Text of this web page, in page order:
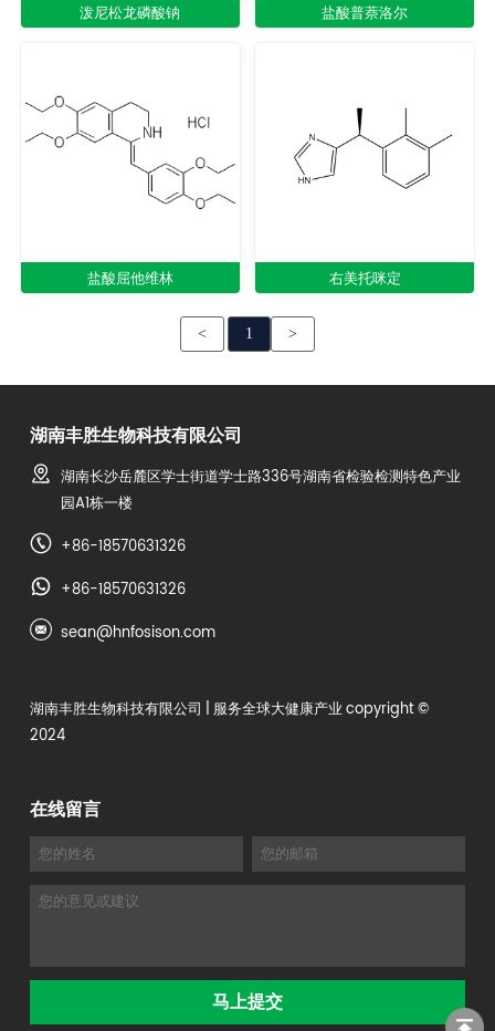
泼尼松龙磷酸钠 盐酸普萘洛尔
盐酸屈他维林 右美托咪定
< 1 >
湖南丰胜生物科技有限公司
湖南长沙岳麓区学士街道学士路336号湖南省检验检测特色产业
园A1栋一楼
+86-18570631326
+86-18570631326
sean@hnfosison.com
湖南丰胜生物科技有限公司
| 服务全球大健康产业 copyright ©
2024
在线留言